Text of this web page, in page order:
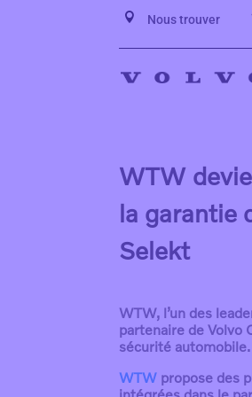
 Nous trouver
WTW
la garantie
Selekt
WTW, l’un des
partenaire de Volvo
sécurité automobile.
WTW propose des